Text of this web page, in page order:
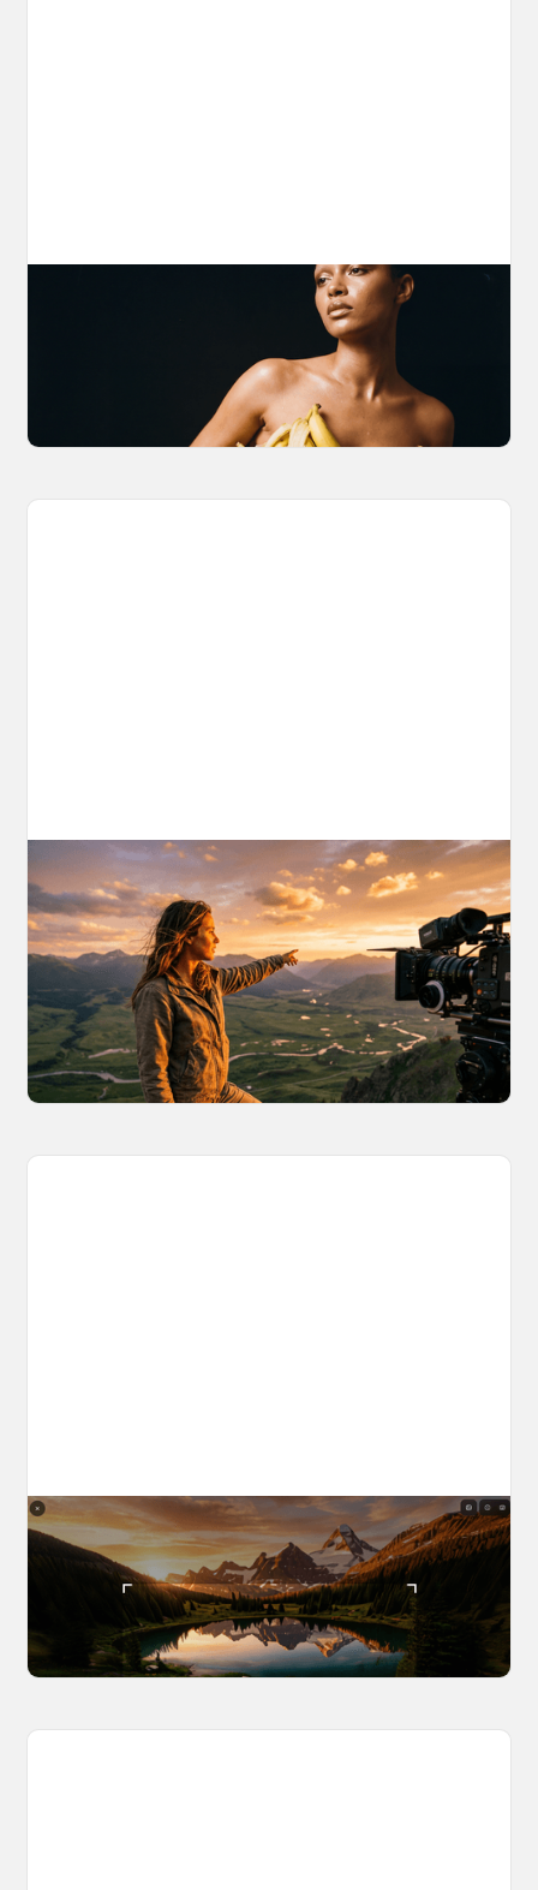
The Nano Banana 2 Handbook
Brian from Litany of Ignition gives a hands-on
breakdown of what Gemini 2.0 Flash Image
can actually do, with the prompts to prove it.
AI World Building for Content Creators:
A More Consistent Approach to AI
Content
Learn why building persistent AI worlds beats
one-off video generation for content creators,
and how to create such 3D environments with
OpenArt Worlds.
March 26, 2026
The World Builder's Handbook
Build a world once, shoot from it forever. Your
complete guide to creating, navigating, and
capturing inside OpenArt Worlds.
March 25, 2026